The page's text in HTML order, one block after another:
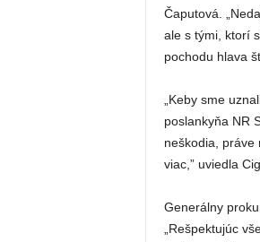
Čaputová.
ale s tými, ktorí
pochodu hlava
„Keby sme
poslankyňa NR
neškodia, práve
viac,” uviedla
Generálny
„Rešpektujúc